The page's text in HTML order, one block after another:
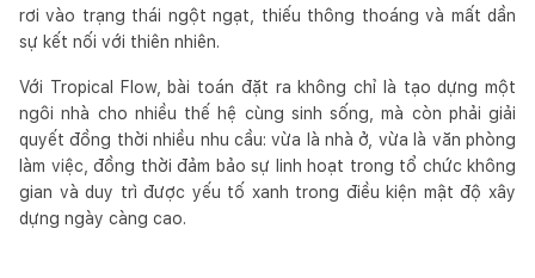
rơi vào trạng thái ngột ngạt, thiếu thông thoáng và mất dần
sự kết nối với thiên nhiên.
Với Tropical Flow, bài toán đặt ra không chỉ là tạo dựng một
ngôi nhà cho nhiều thế hệ cùng sinh sống, mà còn phải giải
quyết đồng thời nhiều nhu cầu: vừa là nhà ở, vừa là văn phòng
làm việc, đồng thời đảm bảo sự linh hoạt trong tổ chức không
gian và duy trì được yếu tố xanh trong điều kiện mật độ xây
dựng ngày càng cao.